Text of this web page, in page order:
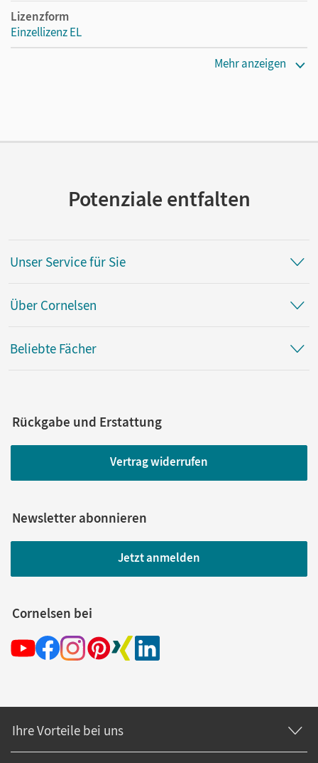
Lizenzform
Einzellizenz EL
Mehr anzeigen
Potenziale entfalten
Unser Service für Sie
Über Cornelsen
Beliebte Fächer
Rückgabe und Erstattung
Vertrag widerrufen
Newsletter abonnieren
Jetzt anmelden
Cornelsen bei
Ihre Vorteile bei uns